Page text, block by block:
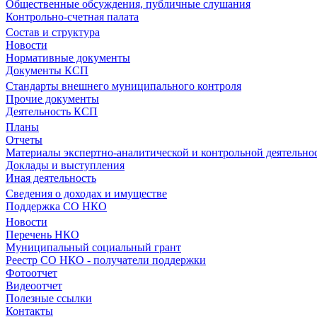
Общественные обсуждения, публичные слушания
Контрольно-счетная палата
Состав и структура
Новости
Нормативные документы
Документы КСП
Стандарты внешнего муниципального контроля
Прочие документы
Деятельность КСП
Планы
Отчеты
Материалы экспертно-аналитической и контрольной
Доклады и выступления
Иная деятельность
Сведения о доходах и имуществе
Поддержка СО НКО
Новости
Перечень НКО
Муниципальный социальный грант
Реестр СО НКО - получатели поддержки
Фотоотчет
Видеоотчет
Полезные ссылки
Контакты